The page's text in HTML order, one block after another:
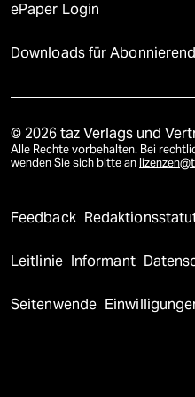
ePaper Login
Downloads für
© 2026 taz Verlags und
Alle Rechte vorbehalten. Bei
wenden Sie sich bitte an
Feedback
Leitlinie Informant
Seitenwende